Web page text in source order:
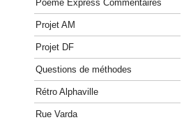
Poème Express Commentaires
Projet AM
Projet DF
Questions de méthodes
Rétro Alphaville
Rue Varda